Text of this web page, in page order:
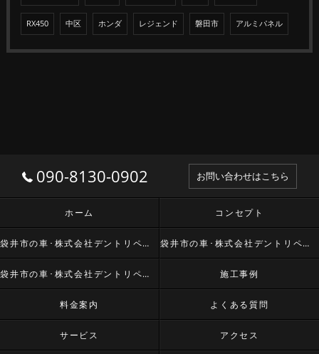
RX450 中区 ホンダ レジェンド 磐田市 アルミパネル
090-8130-0902 お問い合わせはこちら
ホーム コンセプト
袋井市の車･株式会社デントリペア・オゴマの口コミ情報 袋井市の車･株式会社デントリペア・オゴマの評判
袋井市の車･株式会社デントリペア・オゴマのお客様の声 施工事例
料金案内 よくある質問
サービス アクセス